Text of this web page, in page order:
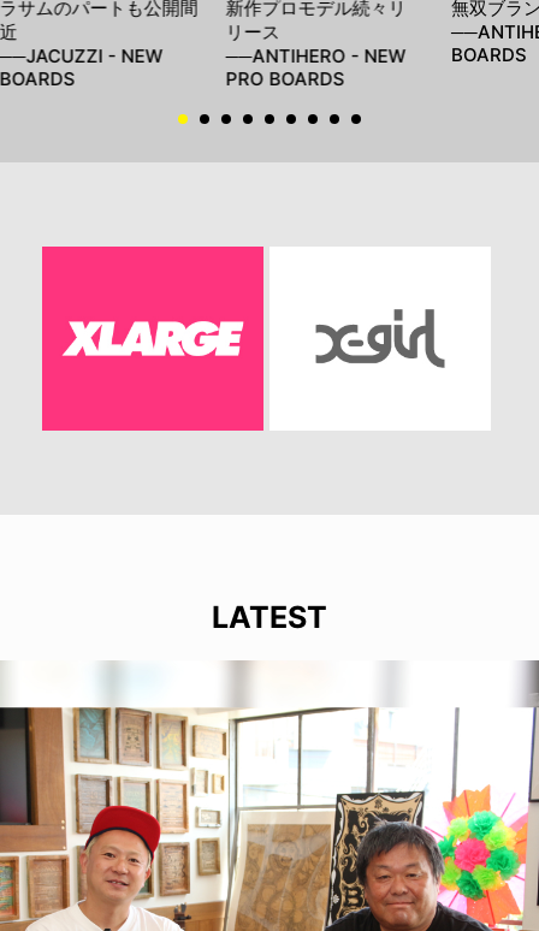
ラサムのパートも公開間
近
──JACUZZI - NEW
BOARDS
新作プロモデル続々リ
リース
──ANTIHERO - NEW
PRO BOARDS
無双ブラ
BOARDS
LATEST